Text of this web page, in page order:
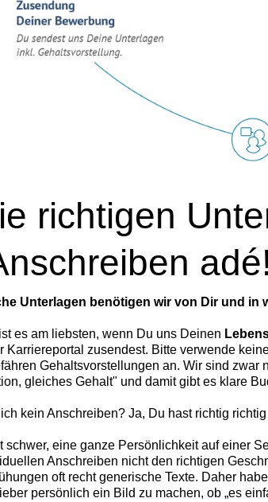
richtigen
Unterlagen benötigen wir von Dir und in
es am liebsten, wenn Du uns Deinen
Karriereportal zusendest. Bitte verwende
Gehaltsvorstellungen an. Wir sind
gleiches Gehalt" und damit gibt es klare
kein Anschreiben? Ja, Du hast richtig
schwer, eine ganze Persönlichkeit auf einer
Anschreiben nicht den richtigen
oft recht generische Texte. Daher
persönlich ein Bild zu machen, ob „es